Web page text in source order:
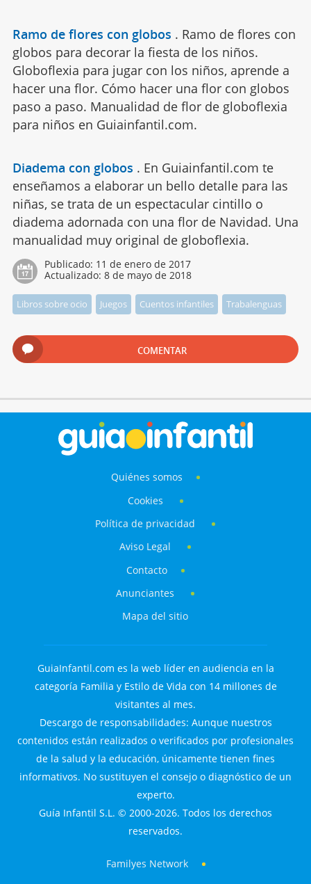
Ramo de flores con globos . Ramo de flores con
globos para decorar la fiesta de los niños.
Globoflexia para jugar con los niños, aprende a
hacer una flor. Cómo hacer una flor con globos
paso a paso. Manualidad de flor de globoflexia
para niños en Guiainfantil.com.
Diadema con globos . En Guiainfantil.com te
enseñamos a elaborar un bello detalle para las
niñas, se trata de un espectacular cintillo o
diadema adornada con una flor de Navidad. Una
manualidad muy original de globoflexia.
Publicado: 11 de enero de 2017
Actualizado: 8 de mayo de 2018
Libros sobre ocio Juegos Cuentos infantiles Trabalenguas
COMENTAR
Quiénes somos
Cookies
Política de privacidad
Aviso Legal
Contacto
Anunciantes
Mapa del sitio
GuiaInfantil.com es la web líder en audiencia en la
categoría Familia y Estilo de Vida con 14 millones de
visitantes al mes.
Descargo de responsabilidades: Aunque nuestros
contenidos están realizados o verificados por profesionales
de la salud y la educación, únicamente tienen fines
informativos. No sustituyen el consejo o diagnóstico de un
experto.
Guía Infantil S.L. © 2000-2026. Todos los derechos
reservados.
Familyes Network